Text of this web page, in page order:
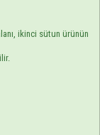
ikinci sütun ürünün